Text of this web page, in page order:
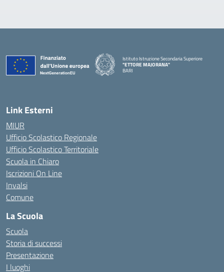
Istituto Istruzione Secondaria Superiore
"ETTORE MAJORANA"
BARI
Link Esterni
MIUR
Ufficio Scolastico Regionale
Ufficio Scolastico Territoriale
Scuola in Chiaro
Iscrizioni On Line
Invalsi
Comune
La Scuola
Scuola
Storia di successi
Presentazione
I luoghi